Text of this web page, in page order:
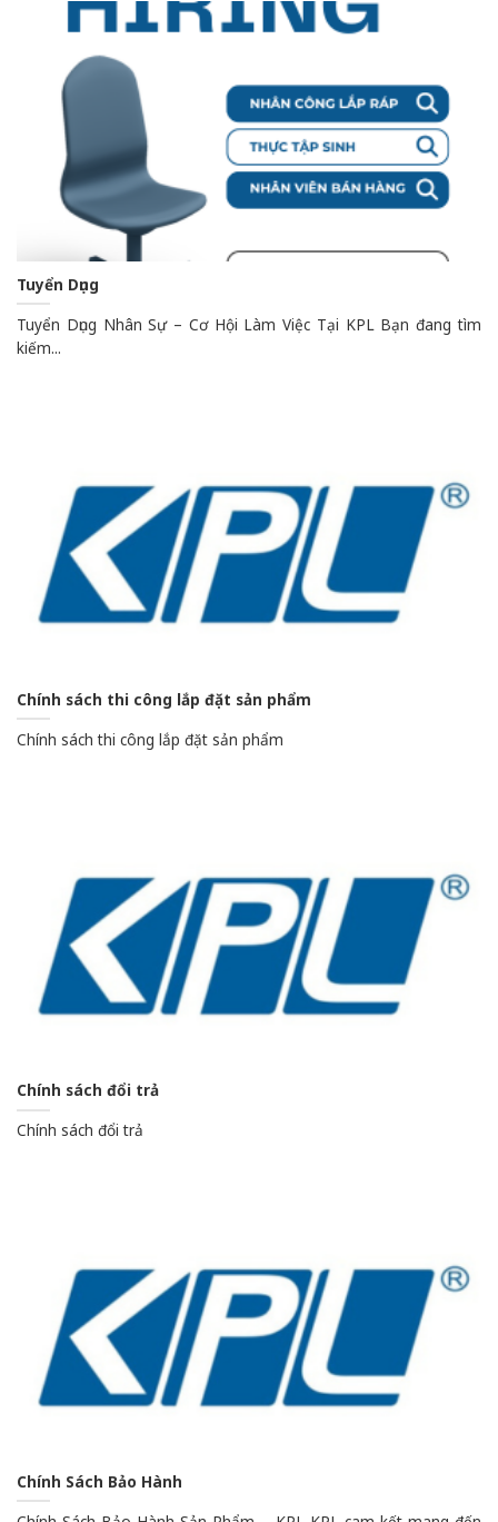
Tuyển Dụng
Tuyển Dụng Nhân Sự – Cơ Hội Làm Việc Tại KPL Bạn đang tìm
kiếm...
Chính sách thi công lắp đặt sản phẩm
Chính sách thi công lắp đặt sản phẩm
Chính sách đổi trả
Chính sách đổi trả
Chính Sách Bảo Hành